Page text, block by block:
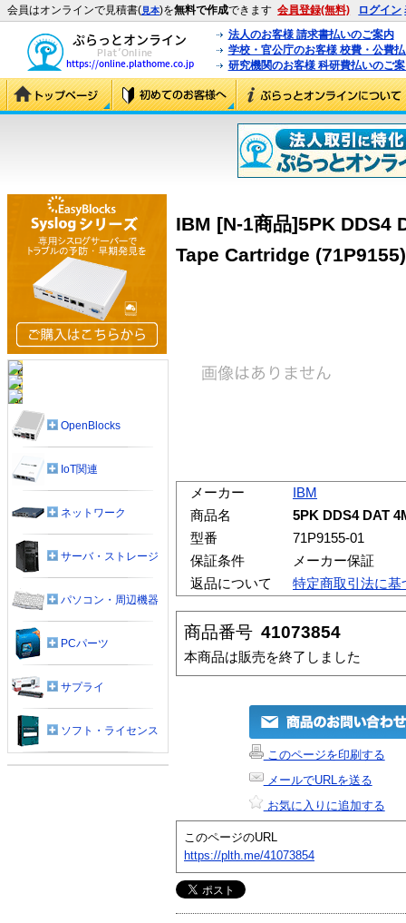
会員はオンラインで見積書(見本)を無料で作成できます 会員登録(無料) ログイン
法人のお客様 請求書払いのご案内
学校・官公庁のお客様 校費・公費
研究機関のお客様 科研費払いのご
IBM [N-1商品]5PK DDS4
Tape Cartridge (71P9155)
メーカー
IBM
商品名
5PK DDS4 DAT
型番
71P9155-01
保証条件
メーカー保証
返品について
特定商取引法に基
商品番号 41073854
本商品は販売を終了しました
このページを印刷する
メールでURLを送る
お気に入りに追加する
このページのURL
https://plth.me/41073854
OpenBlocks
IoT関連
ネットワーク
サーバ・ストレージ
パソコン・周辺機器
PCパーツ
サプライ
ソフト・ライセンス